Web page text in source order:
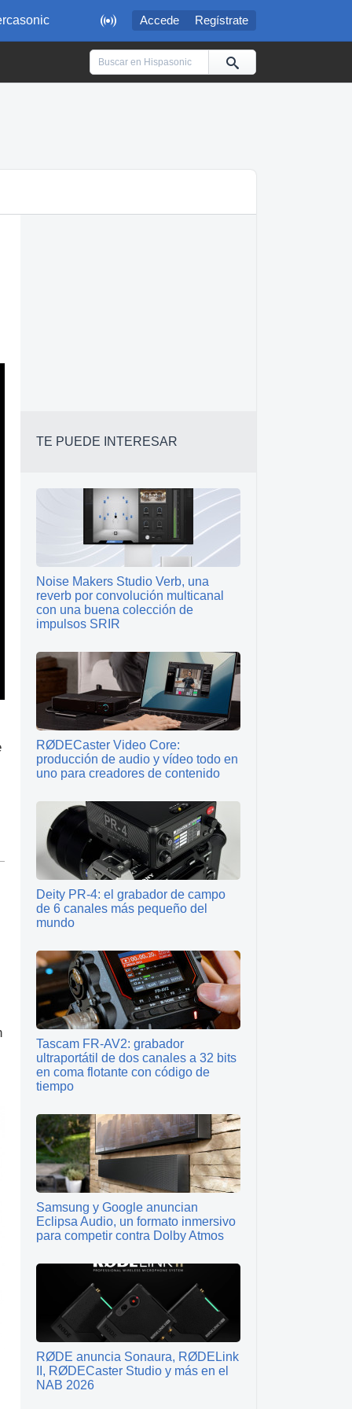
 Accede Regístrate
TE PUEDE INTERESAR
Noise Makers Studio Verb, una
reverb por convolución multicanal
con una buena colección de
impulsos SRIR
RØDECaster Video Core:
producción de audio y vídeo todo en
uno para creadores de contenido
Deity PR‑4: el grabador de campo
de 6 canales más pequeño del
mundo
Tascam FR-AV2: grabador
ultraportátil de dos canales a 32 bits
en coma flotante con código de
tiempo
Samsung y Google anuncian
Eclipsa Audio, un formato inmersivo
para competir contra Dolby Atmos
RØDE anuncia Sonaura, RØDELink
II, RØDECaster Studio y más en el
NAB 2026